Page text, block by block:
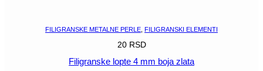
FILIGRANSKE METALNE PERLE FILIGRANSKI ELEMENTI
20 RSD
Filigranske lopte 4 mm boja zlata